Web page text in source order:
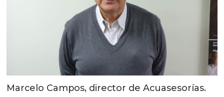
Marcelo Campos, director de Acuasesorías.